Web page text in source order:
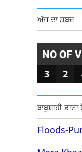
ਅੱਜ ਦਾ ਸ਼ਬਦ
NO OF
3 2
ਬਾਬੂਸ਼ਾਹੀ
Floods-